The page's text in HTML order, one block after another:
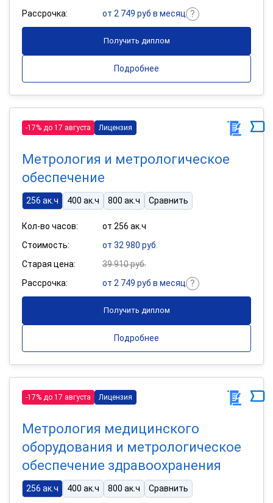
Рассрочка:
от 2 749 руб в месяц
Получить диплом
Подробнее
-17% до 17 августа Лицензия
Метрология и метрологическое
обеспечение
256 ак.ч 400 ак.ч 800 ак.ч Сравнить
Кол-во часов:
от 256 ак.ч
Стоимость:
от 32 980 руб.
Старая цена:
39 910 руб.
Рассрочка:
от 2 749 руб в месяц
Получить диплом
Подробнее
-17% до 17 августа Лицензия
Метрология медицинского
оборудования и метрологическое
обеспечение здравоохранения
256 ак.ч 400 ак.ч 800 ак.ч Сравнить